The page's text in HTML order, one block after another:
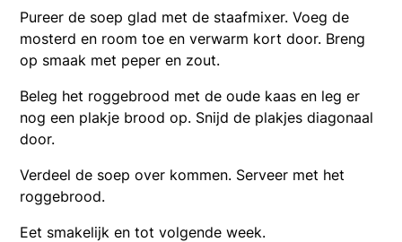
Pureer de soep glad met de staafmixer. Voeg de
mosterd en room toe en verwarm kort door. Breng
op smaak met peper en zout.
Beleg het roggebrood met de oude kaas en leg er
nog een plakje brood op. Snijd de plakjes diagonaal
door.
Verdeel de soep over kommen. Serveer met het
roggebrood.
Eet smakelijk en tot volgende week.